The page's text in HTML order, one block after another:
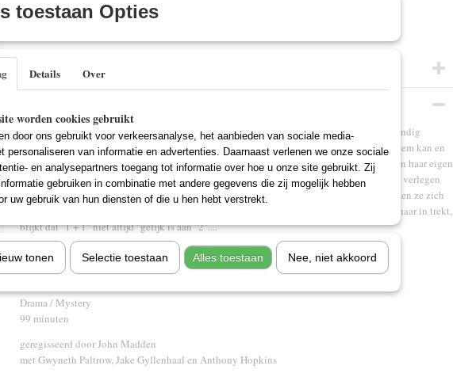
IN WINKELWAGEN
Specificaties
Catherine's verwarde vader is stervende. De unieke gave van haar vader als briljant wiskundig
professor wordt ernstig vertroebeld door zijn geestelijke aftakeling en zij is de enige die hem kan en
wil bijstaan. Catherine, zelf ook bevoordeeld met deze hoogbegaafheid, wordt gedwongen haar eigen
weggestopte angsten en emoties onder ogen te komen. Eén van haar vaders studenten, de verlegen
Hal, is haar steun en toeverlaat. Naast hun gemeenschappelijke wiskundige interesse voelen ze zich
op meerdere vlakken enorm tot elkaar aangetrokken. Als haar overheersende zus ook bij haar in trekt,
blijkt dat "1 + 1" niet altijd "gelijk is aan "2"....
Titel: Proof (2005)
Drama / Mystery
99 minuten
geregisseerd door John Madden
met Gwyneth Paltrow, Jake Gyllenhaal en Anthony Hopkins
toestaan Opties
Details Over
worden cookies gebruikt
door ons gebruikt voor verkeersanalyse, het aanbieden van sociale media-
personaliseren van informatie en advertenties. Daarnaast verlenen we onze sociale
en analysepartners toegang tot informatie over hoe u onze site gebruikt. Zij
gebruiken in combinatie met andere gegevens die zij mogelijk hebben
uw gebruik van hun diensten of die u hen hebt verstrekt.
tonen Selectie toestaan Alles toestaan Nee, niet akkoord